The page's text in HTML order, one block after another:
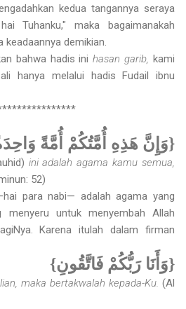
kedua tangannya seraya
Tuhanku," maka bagaimanakah
demikian.
bahwa hadis inihasan garib, kami
hanya melalui hadis Fudail ibnu
{وَإِنَّ هَذِهِ أُمَّتُكُمْ أُمَّةً
ini adalah agama kamu semua,
52)
para nabi— adalah agama yang
untuk menyembah Allah
Karena itulah dalam firman
{وَأَنَا رَبُّكُمْ فَاتَّقُونِ}
maka bertakwalah kepada-Ku. (Al